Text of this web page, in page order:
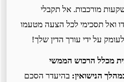
מורכבות. אל תקבלי
ואל תסכימי לכל הצעה מטעמו
על ידי עורך הדין שלך!
מכלל הרכוש הממשי
הנישואין:בהיעדר הסכם